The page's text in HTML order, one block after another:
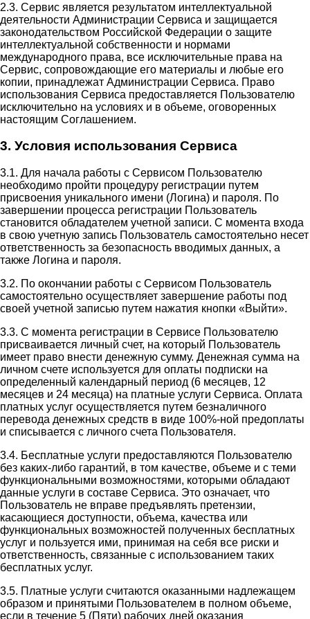
2.3. Сервис является результатом интеллектуальной
деятельности Администрации Сервиса и защищается
законодательством Российской Федерации о защите
интеллектуальной собственности и нормами
международного права, все исключительные права на
Сервис, сопровождающие его материалы и любые его
копии, принадлежат Администрации Сервиса. Право
использования Сервиса предоставляется Пользователю
исключительно на условиях и в объеме, оговоренных
настоящим Соглашением.
3. Условия использования Сервиса
3.1. Для начала работы с Сервисом Пользователю
необходимо пройти процедуру регистрации путем
присвоения уникального имени (Логина) и пароля. По
завершении процесса регистрации Пользователь
становится обладателем учетной записи. С момента входа
в свою учетную запись Пользователь самостоятельно несет
ответственность за безопасность вводимых данных, а
также Логина и пароля.
3.2. По окончании работы с Сервисом Пользователь
самостоятельно осуществляет завершение работы под
своей учетной записью путем нажатия кнопки «Выйти».
3.3. С момента регистрации в Сервисе Пользователю
присваивается личный счет, на который Пользователь
имеет право внести денежную сумму. Денежная сумма на
личном счете используется для оплаты подписки на
определенный календарный период (6 месяцев, 12
месяцев и 24 месяца) на платные услуги Сервиса. Оплата
платных услуг осуществляется путем безналичного
перевода денежных средств в виде 100%-ной предоплаты
и списывается с личного счета Пользователя.
3.4. Бесплатные услуги предоставляются Пользователю
без каких-либо гарантий, в том качестве, объеме и с теми
функциональными возможностями, которыми обладают
данные услуги в составе Сервиса. Это означает, что
Пользователь не вправе предъявлять претензии,
касающиеся доступности, объема, качества или
функциональных возможностей полученных бесплатных
услуг и пользуется ими, принимая на себя все риски и
ответственность, связанные с использованием таких
бесплатных услуг.
3.5. Платные услуги считаются оказанными надлежащем
образом и принятыми Пользователем в полном объеме,
если в течение 5 (Пяти) рабочих дней оказания